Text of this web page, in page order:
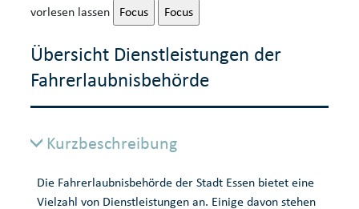
vorlesen lassen
Focus Focus
Übersicht Dienstleistungen der
Fahrerlaubnisbehörde
Kurzbeschreibung
Die Fahrerlaubnisbehörde der Stadt Essen bietet eine
Vielzahl von Dienstleistungen an. Einige davon stehen